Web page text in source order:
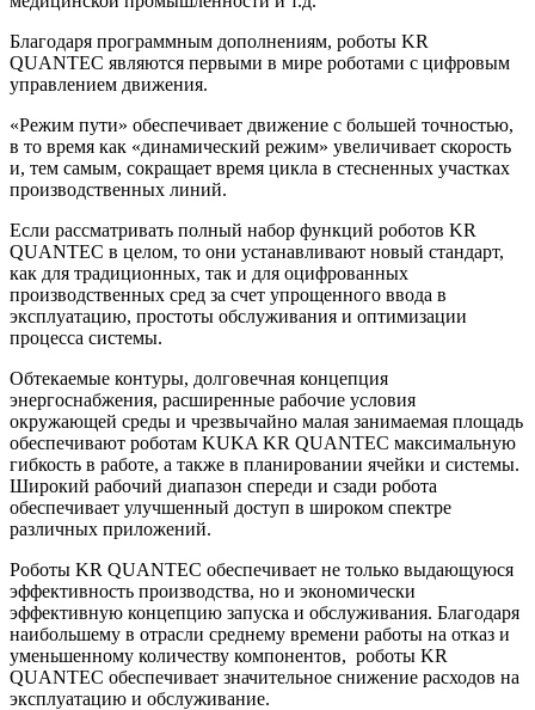
Благодаря программным дополнениям, роботы KR
QUANTEC являются первыми в мире роботами с цифровым
управлением движения.
«Режим пути» обеспечивает движение с большей точностью,
в то время как «динамический режим» увеличивает скорость
и, тем самым, сокращает время цикла в стесненных участках
производственных линий.
Если рассматривать полный набор функций роботов KR
QUANTEC в целом, то они устанавливают новый стандарт,
как для традиционных, так и для оцифрованных
производственных сред за счет упрощенного ввода в
эксплуатацию, простоты обслуживания и оптимизации
процесса системы.
Обтекаемые контуры, долговечная концепция
энергоснабжения, расширенные рабочие условия
окружающей среды и чрезвычайно малая занимаемая площадь
обеспечивают роботам KUKA KR QUANTEC максимальную
гибкость в работе, а также в планировании ячейки и системы.
Широкий рабочий диапазон спереди и сзади робота
обеспечивает улучшенный доступ в широком спектре
различных приложений.
Роботы KR QUANTEC обеспечивает не только выдающуюся
эффективность производства, но и экономически
эффективную концепцию запуска и обслуживания. Благодаря
наибольшему в отрасли среднему времени работы на отказ и
уменьшенному количеству компонентов, роботы KR
QUANTEC обеспечивает значительное снижение расходов на
эксплуатацию и обслуживание.